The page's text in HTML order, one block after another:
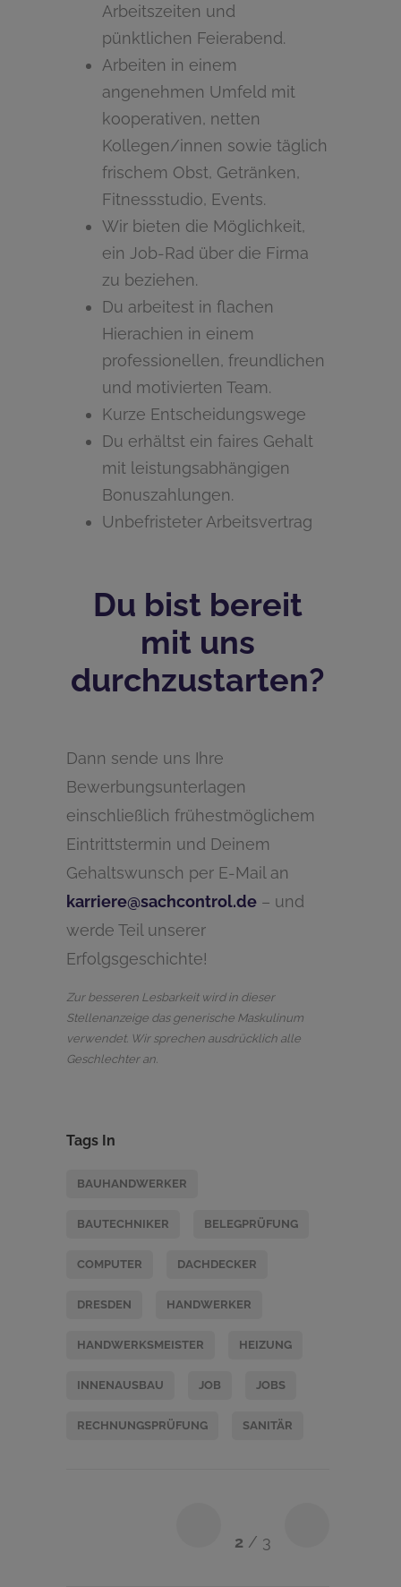
Arbeitszeiten und
pünktlichen Feierabend.
Arbeiten in einem
angenehmen Umfeld mit
kooperativen, netten
Kollegen/innen sowie täglich
frischem Obst, Getränken,
Fitnessstudio, Events.
Wir bieten die Möglichkeit,
ein Job-Rad über die Firma
zu beziehen.
Du arbeitest in flachen
Hierachien in einem
professionellen, freundlichen
und motivierten Team.
Kurze Entscheidungswege
Du erhältst ein faires Gehalt
mit leistungsabhängigen
Bonuszahlungen.
Unbefristeter Arbeitsvertrag
Du bist bereit
mit uns
durchzustarten?
Dann sende uns Ihre
Bewerbungsunterlagen
einschließlich frühestmöglichem
Eintrittstermin und Deinem
Gehaltswunsch per E-Mail an
karriere@sachcontrol.de – und
werde Teil unserer
Erfolgsgeschichte!
Zur besseren Lesbarkeit wird in dieser
Stellenanzeige das generische Maskulinum
verwendet. Wir sprechen ausdrücklich alle
Geschlechter an.
Tags In
BAUHANDWERKER
BAUTECHNIKER BELEGPRÜFUNG
COMPUTER DACHDECKER
DRESDEN HANDWERKER
HANDWERKSMEISTER HEIZUNG
INNENAUSBAU JOB JOBS
RECHNUNGSPRÜFUNG SANITÄR
2 / 3